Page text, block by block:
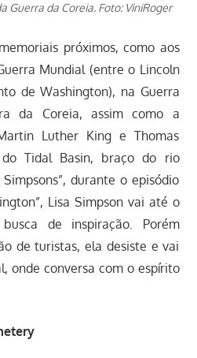
Guerra da Coreia. Foto: ViniRoger
próximos, como aos
Mundial (entre o Lincoln
de Washington), na Guerra
da Coreia, assim como a
Luther King e Thomas
do Tidal Basin, braço do rio
durante o episódio
Lisa Simpson vai até o
de inspiração. Porém
de turistas, ela desiste e vai
onde conversa com o espírito